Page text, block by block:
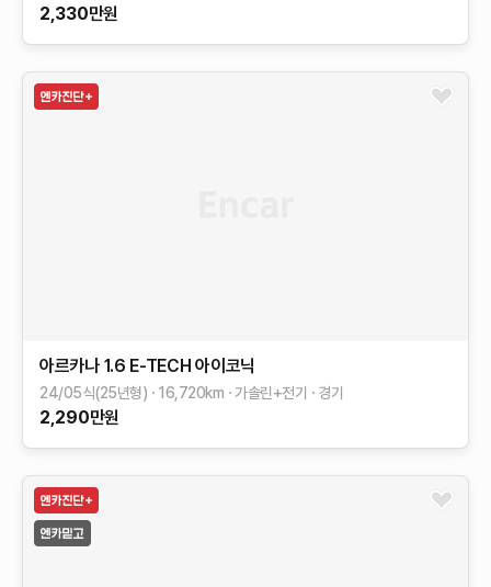
2,330만원
아르카나 1.6 E-TECH 아이코닉
24/05식(25년형) 16,720km 가솔린+전기 경기
2,290만원